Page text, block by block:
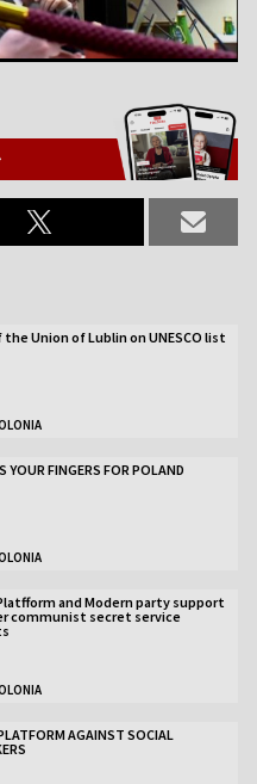
Union of Lublin on UNESCO list
YOUR FINGERS FOR POLAND
and Modern party support
communist secret service
AGAINST SOCIAL